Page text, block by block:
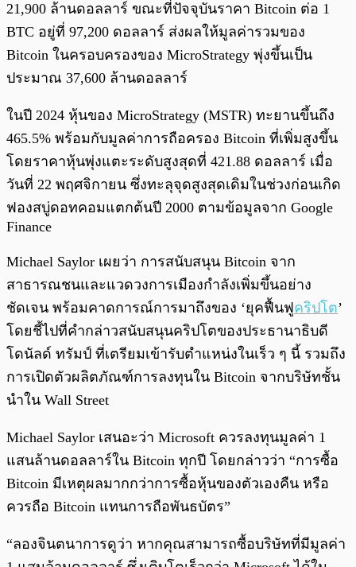
21,900 ล้านดอลลาร์ ขณะที่ปัจจุบันราคา Bitcoin ต่อ 1
BTC อยู่ที่ 97,200 ดอลลาร์ ส่งผลให้มูลค่ารวมของ
Bitcoin ในครอบครองของ MicroStrategy พุ่งขึ้นเป็น
ประมาณ 37,600 ล้านดอลลาร์
ในปี 2024 หุ้นของ MicroStrategy (MSTR) ทะยานขึ้นถึง
465.5% พร้อมกับมูลค่าการถือครอง Bitcoin ที่เพิ่มสูงขึ้น
โดยราคาหุ้นพุ่งแตะระดับสูงสุดที่ 421.88 ดอลลาร์ เมื่อ
วันที่ 22 พฤศจิกายน ซึ่งทะลุจุดสูงสุดเดิมในช่วงก่อนเกิด
ฟองสบู่ดอทคอมแตกต้นปี 2000 ตามข้อมูลจาก Google
Finance
Michael Saylor เผยว่า การสนับสนุน Bitcoin จาก
สาธารณชนและแวดวงการเมืองกำลังเพิ่มขึ้นอย่าง
ชัดเจน พร้อมคาดการณ์การมาถึงของ ‘ยุคฟื้นฟู คริปโต’
โดยชี้ไปที่คำกล่าวสนับสนุนคริปโตของประธานาธิบดี
โดนัลด์ ทรัมป์ ที่เตรียมเข้ารับตำแหน่งในเร็ว ๆ นี้ รวมถึง
การเปิดตัวผลิตภัณฑ์การลงทุนใน Bitcoin จากบริษัทชั้น
นำใน Wall Street
Michael Saylor เสนอะว่า Microsoft ควรลงทุนมูลค่า 1
แสนล้านดอลลาร์ใน Bitcoin ทุกปี โดยกล่าวว่า “การซื้อ
Bitcoin มีเหตุผลมากกว่าการซื้อหุ้นของตัวเองคืน หรือ
ควรถือ Bitcoin แทนการถือพันธบัตร”
“ลองจินตนาการดูว่า หากคุณสามารถซื้อบริษัทที่มีมูลค่า